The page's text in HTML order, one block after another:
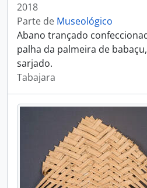
2018
Parte de Museológico
Abano trançado
palha da palmeira de
sarjado.
Tabajara